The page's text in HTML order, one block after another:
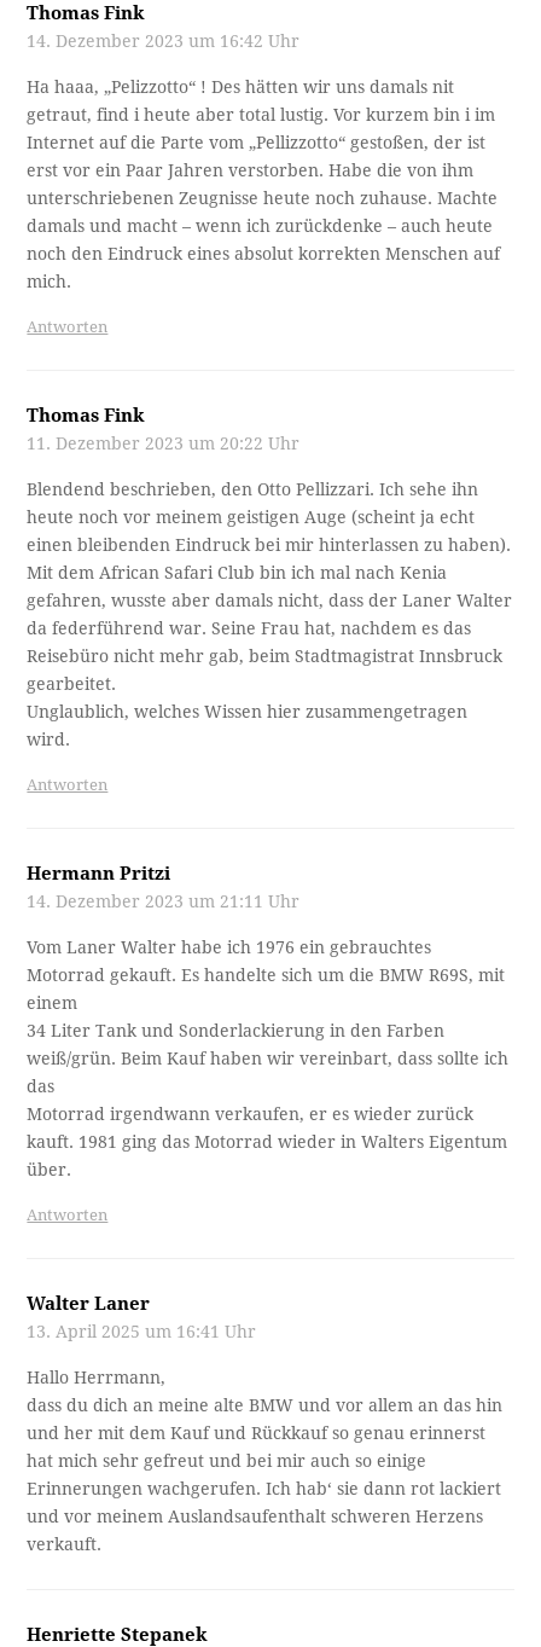
Thomas Fink
14. Dezember 2023 um 16:42 Uhr
Ha haaa, „Pelizzotto“ ! Des hätten wir uns damals nit
getraut, find i heute aber total lustig. Vor kurzem bin i im
Internet auf die Parte vom „Pellizzotto“ gestoßen, der ist
erst vor ein Paar Jahren verstorben. Habe die von ihm
unterschriebenen Zeugnisse heute noch zuhause. Machte
damals und macht – wenn ich zurückdenke – auch heute
noch den Eindruck eines absolut korrekten Menschen auf
mich.
Antworten
Thomas Fink
11. Dezember 2023 um 20:22 Uhr
Blendend beschrieben, den Otto Pellizzari. Ich sehe ihn
heute noch vor meinem geistigen Auge (scheint ja echt
einen bleibenden Eindruck bei mir hinterlassen zu haben).
Mit dem African Safari Club bin ich mal nach Kenia
gefahren, wusste aber damals nicht, dass der Laner Walter
da federführend war. Seine Frau hat, nachdem es das
Reisebüro nicht mehr gab, beim Stadtmagistrat Innsbruck
gearbeitet.
Unglaublich, welches Wissen hier zusammengetragen
wird.
Antworten
Hermann Pritzi
14. Dezember 2023 um 21:11 Uhr
Vom Laner Walter habe ich 1976 ein gebrauchtes
Motorrad gekauft. Es handelte sich um die BMW R69S, mit
einem
34 Liter Tank und Sonderlackierung in den Farben
weiß/grün. Beim Kauf haben wir vereinbart, dass sollte ich
das
Motorrad irgendwann verkaufen, er es wieder zurück
kauft. 1981 ging das Motorrad wieder in Walters Eigentum
über.
Antworten
Walter Laner
13. April 2025 um 16:41 Uhr
Hallo Herrmann,
dass du dich an meine alte BMW und vor allem an das hin
und her mit dem Kauf und Rückkauf so genau erinnerst
hat mich sehr gefreut und bei mir auch so einige
Erinnerungen wachgerufen. Ich hab‘ sie dann rot lackiert
und vor meinem Auslandsaufenthalt schweren Herzens
verkauft.
Henriette Stepanek